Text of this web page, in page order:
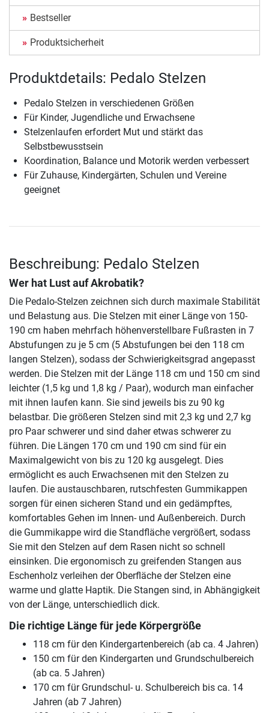
Bestseller
Produktsicherheit
Produktdetails: Pedalo Stelzen
Pedalo Stelzen in verschiedenen Größen
Für Kinder, Jugendliche und Erwachsene
Stelzenlaufen erfordert Mut und stärkt das
Selbstbewusstsein
Koordination, Balance und Motorik werden verbessert
Für Zuhause, Kindergärten, Schulen und Vereine
geeignet
Beschreibung: Pedalo Stelzen
Wer hat Lust auf Akrobatik?
Die Pedalo-Stelzen zeichnen sich durch maximale Stabilität
und Belastung aus. Die Stelzen mit einer Länge von 150-
190 cm haben mehrfach höhenverstellbare Fußrasten in 7
Abstufungen zu je 5 cm (5 Abstufungen bei den 118 cm
langen Stelzen), sodass der Schwierigkeitsgrad angepasst
werden. Die Stelzen mit der Länge 118 cm und 150 cm sind
leichter (1,5 kg und 1,8 kg / Paar), wodurch man einfacher
mit ihnen laufen kann. Sie sind jeweils bis zu 90 kg
belastbar. Die größeren Stelzen sind mit 2,3 kg und 2,7 kg
pro Paar schwerer und sind daher etwas schwerer zu
führen. Die Längen 170 cm und 190 cm sind für ein
Maximalgewicht von bis zu 120 kg ausgelegt. Dies
ermöglicht es auch Erwachsenen mit den Stelzen zu
laufen. Die austauschbaren, rutschfesten Gummikappen
sorgen für einen sicheren Stand und ein gedämpftes,
komfortables Gehen im Innen- und Außenbereich. Durch
die Gummikappe wird die Standfläche vergrößert, sodass
Sie mit den Stelzen auf dem Rasen nicht so schnell
einsinken. Die ergonomisch zu greifenden Stangen aus
Eschenholz verleihen der Oberfläche der Stelzen eine
warme und glatte Haptik. Die Stangen sind, in Abhängigkeit
von der Länge, unterschiedlich dick.
Die richtige Länge für jede Körpergröße
118 cm für den Kindergartenbereich (ab ca. 4 Jahren)
150 cm für den Kindergarten und Grundschulbereich
(ab ca. 5 Jahren)
170 cm für Grundschul- u. Schulbereich bis ca. 14
Jahren (ab 7 Jahren)